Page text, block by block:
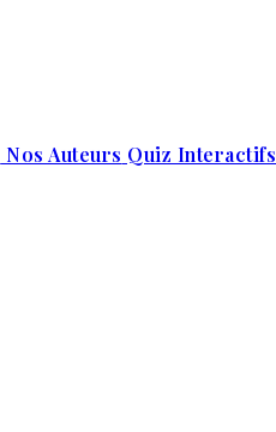
Nos Auteurs Quiz Interactifs